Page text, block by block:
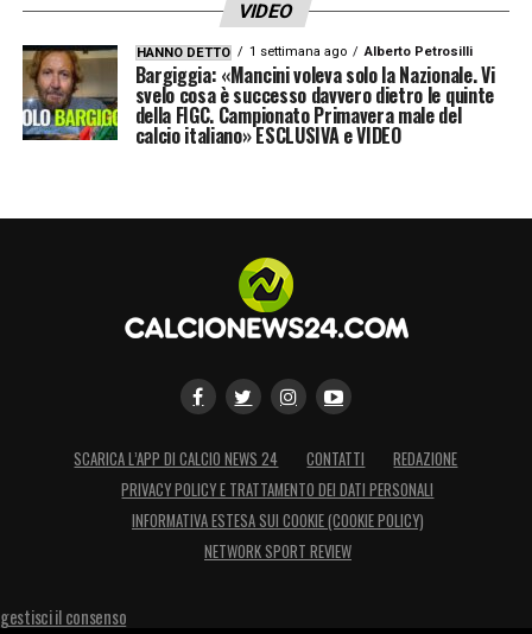
VIDEO
HANNO DETTO 1 settimana ago Alberto Petrosilli
Bargiggia: «Mancini voleva solo la Nazionale. Vi
svelo cosa è successo davvero dietro le quinte
della FIGC. Campionato Primavera male del
calcio italiano» ESCLUSIVA e VIDEO
SCARICA L’APP DI CALCIO NEWS 24 CONTATTI
REDAZIONE
PRIVACY POLICY E TRATTAMENTO DEI DATI PERSONALI
INFORMATIVA ESTESA SUI COOKIE (COOKIE POLICY)
NETWORK SPORT REVIEW
gestisci il consenso